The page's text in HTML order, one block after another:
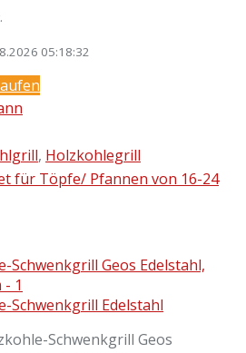
05:18:32
, Holzkohlegrill
für Töpfe/ Pfannen von 16-24